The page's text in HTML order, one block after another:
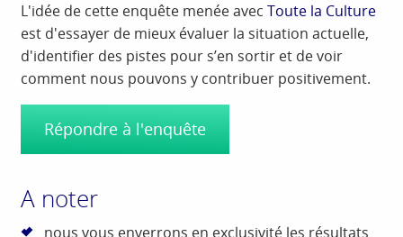
L'idée de cette enquête menée avecToute la Culture
est d'essayer de mieux évaluer la situation actuelle,
d'identifier des pistes pour s’en sortir et de voir
comment nous pouvons y contribuer positivement.
Répondre à l'enquête
A noter
nous vous enverrons en exclusivité les résultats